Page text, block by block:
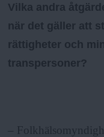
Vilka andra
när det gäller att
rättigheter och
transpersoner?
–